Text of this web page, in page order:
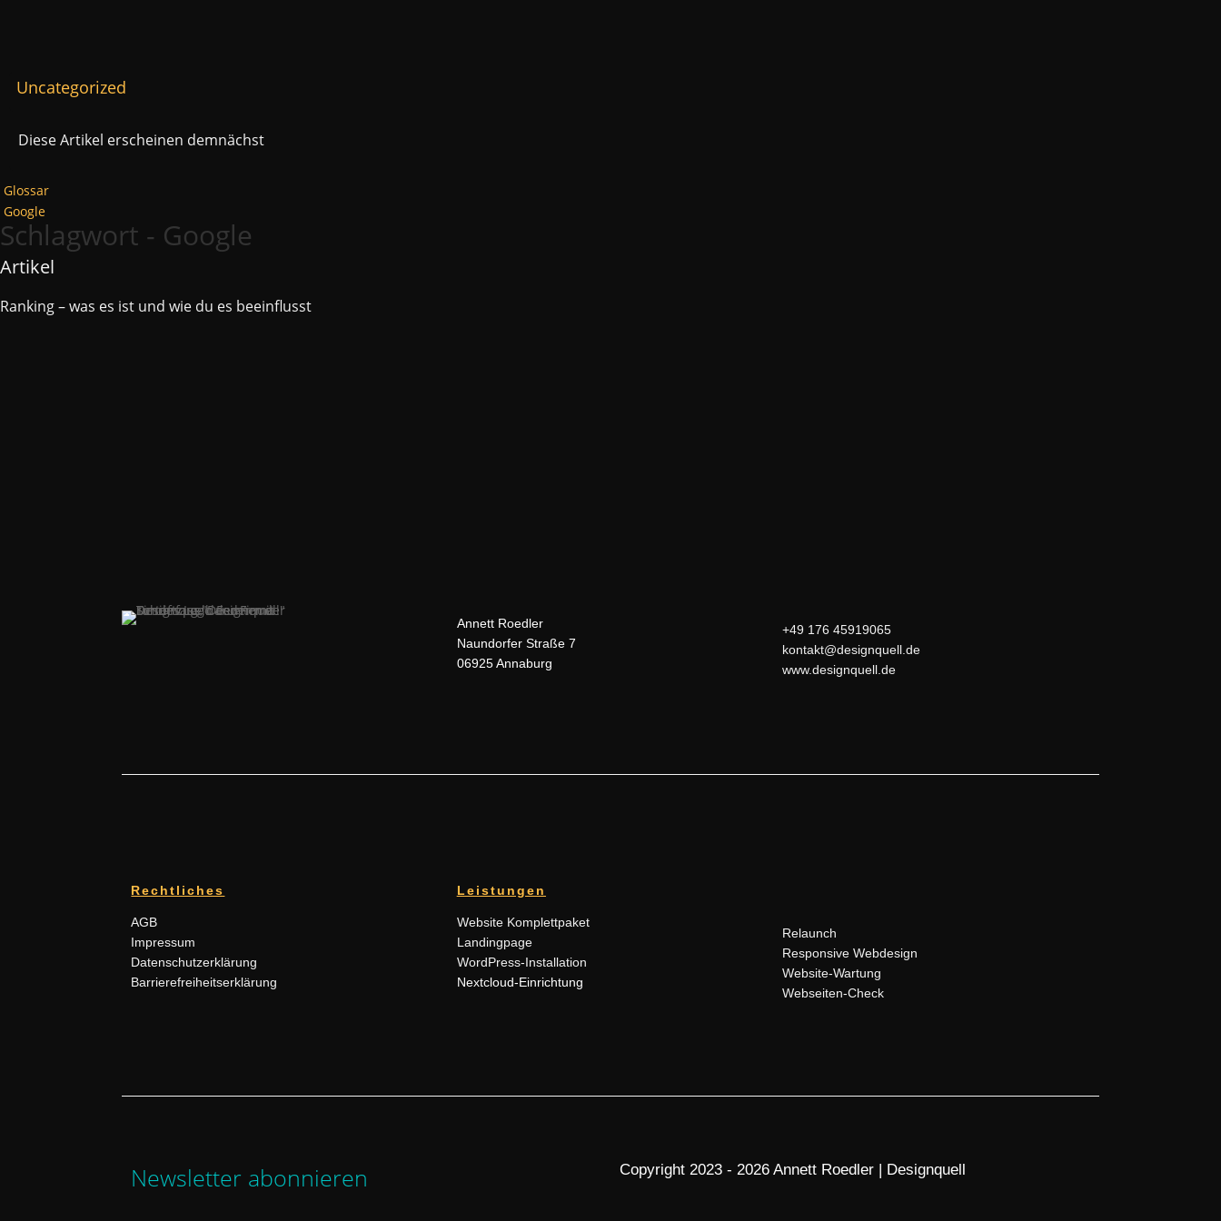
Uncategorized
Diese Artikel erscheinen demnächst
Glossar
Google
Schlagwort - Google
Artikel
Ranking – was es ist und wie du es beeinflusst
Annett Roedler
Naundorfer Straße 7
06925 Annaburg
+49 176 45919065
kontakt@designquell.de
www.designquell.de
Rechtliches
AGB
Impressum
Datenschutzerklärung
Barrierefreiheitserklärung
Leistungen
Website Komplettpaket
Landingpage
WordPress-Installation
Nextcloud-Einrichtung
Relaunch
Responsive Webdesign
Website-Wartung
Webseiten-Check
Newsletter abonnieren Copyright 2023 - 2026 Annett Roedler | Designquell